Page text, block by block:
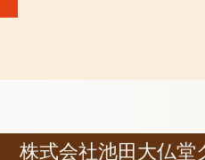
株式会社池田大仏堂